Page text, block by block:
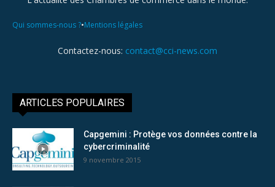
Qui sommes-nous ?•Mentions légales
Contactez-nous: contact@cci-news.com
ARTICLES POPULAIRES
Capgemini : Protège vos données contre la
cybercriminalité
9 novembre 2015